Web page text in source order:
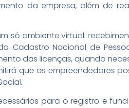
da empresa, além de
só ambiente virtual:
Cadastro Nacional de
das licenças, quando
que os empreendedores
para o registro e